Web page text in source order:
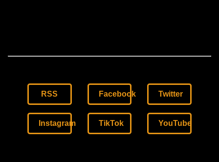
RSS Facebook Twitter
Instagram TikTok YouTube